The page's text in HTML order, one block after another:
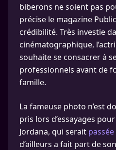
biberons ne soient pas
précise le magazine
crédibilité. Très investie
cinématographique,
souhaite se consacrer à
professionnels avant de
famille.
La fameuse photo n’est
pris lors d’essayages
Jordana, qui serait
d’ailleurs a fait part de